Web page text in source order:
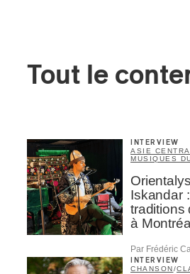
Tout le
INTERVIEW
ASIE
MUSIQUES
Iskandar
traditions
à
Par Frédéric
INTERVIEW
CHANSON/